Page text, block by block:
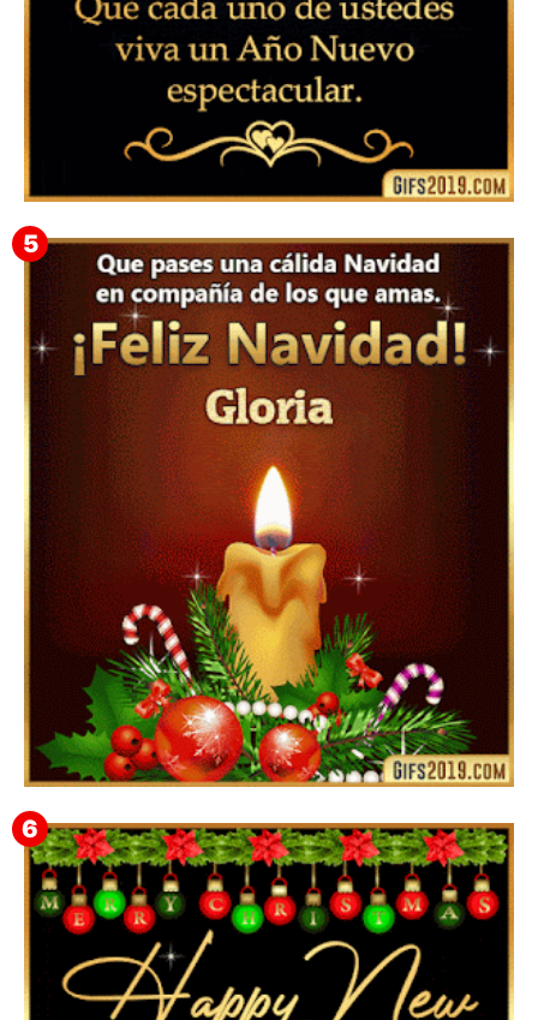
▷ Feliz año nuevo 2026 Familia 【❤️】Frases,
Mensajes y GiF